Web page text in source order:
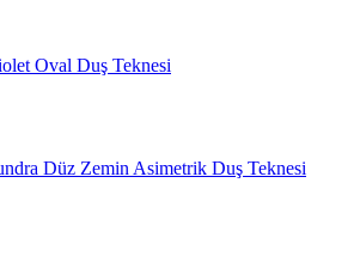
Oval Duş Teknesi
Düz Zemin Asimetrik Duş Teknesi